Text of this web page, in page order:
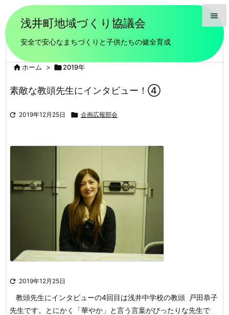
浅井町地域づくり協議会
安全で安心なまちづくりと子供たちの健全育成

メニュ

ホーム > 2019年
素敵な教頭先生にインタビュー！④
 2019年12月25日  企画広報部会
 2019年12月25日
教頭先生にインタビューの4回目は浅井中学校の教頭 戸田恭子
先生です。とにかく「華やか」と言う言葉がぴったりな先生で